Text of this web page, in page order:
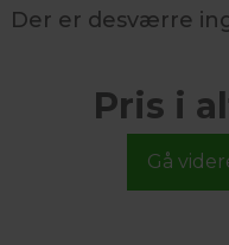
Der er desværre
Pris i